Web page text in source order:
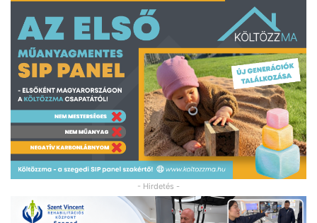
- Hirdetés -